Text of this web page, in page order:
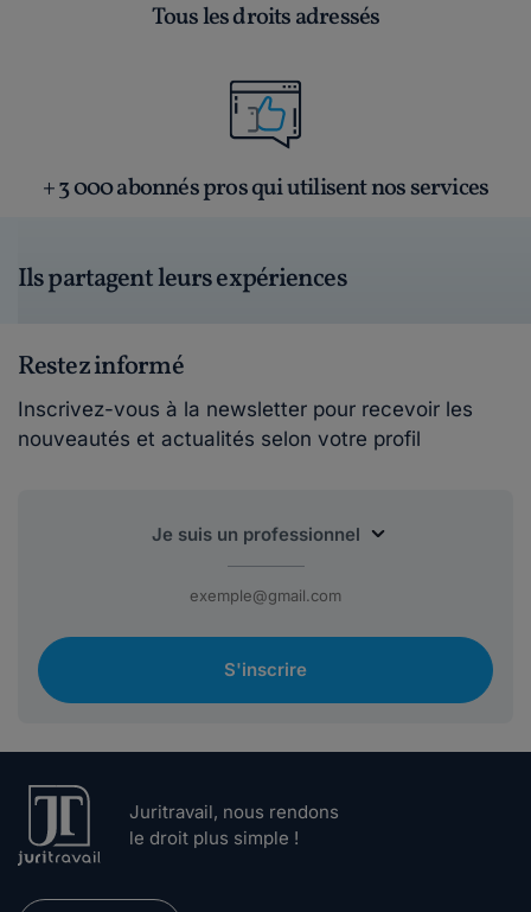
Tous les droits adressés
+ 3 000 abonnés pros qui utilisent nos services
Ils partagent leurs expériences
Restez informé
Inscrivez-vous à la newsletter pour recevoir les
nouveautés et actualités selon votre profil
S'inscrire
Juritravail, nous rendons
le droit plus simple !